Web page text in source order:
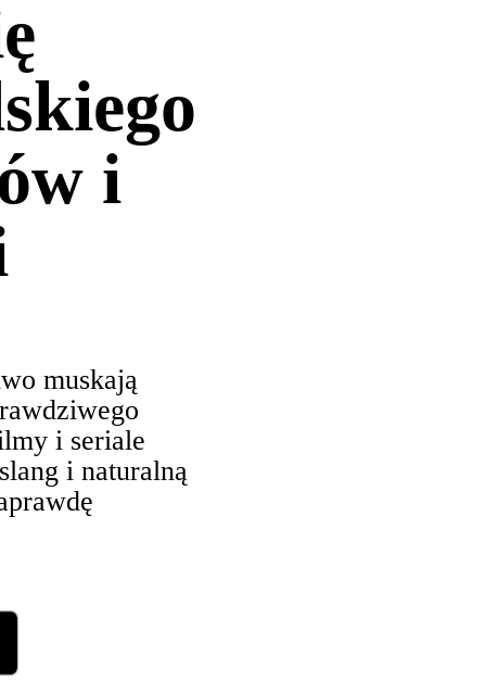
i
muskają
i seriale
i naturalną